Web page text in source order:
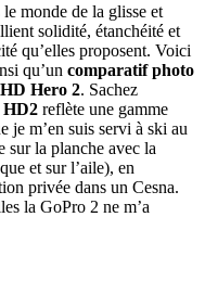
le monde de la glisse et
solidité, étanchéité et
qu’elles proposent. Voici
qu’un comparatif photo
Hero 2. Sachez
HD2 reflète une gamme
je m’en suis servi à ski au
sur la planche avec la
et sur l’aile), en
privée dans un Cesna.
la GoPro 2 ne m’a